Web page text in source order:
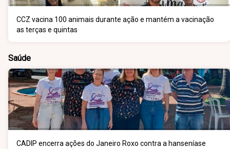
CCZ vacina 100 animais durante ação e mantém a vacinação
as terças e quintas
Saúde
CADIP encerra ações do Janeiro Roxo contra a hanseníase